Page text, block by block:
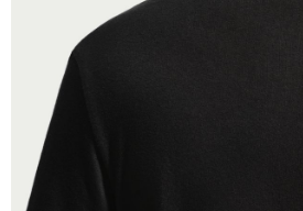
恩沛科技股份有限公司將有權停止該用戶之使